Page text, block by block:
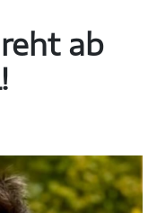
ab